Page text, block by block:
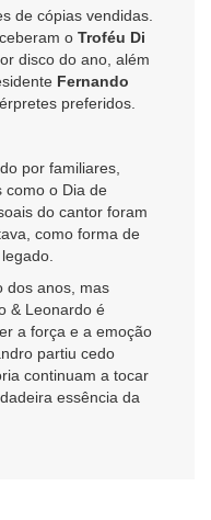
de cópias vendidas.
o Troféu Di
disco do ano, além
Fernando
preferidos.
por familiares,
como o Dia de
do cantor foram
como forma de
dos anos, mas
& Leonardo é
a força e a emoção
partiu cedo
continuam a tocar
essência da